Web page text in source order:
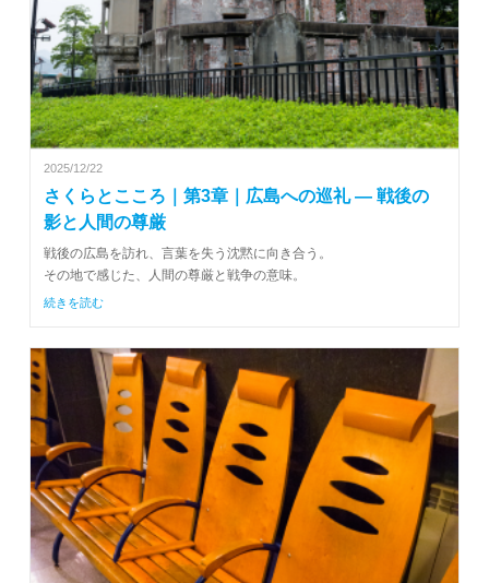
2025/12/22
さくらとこころ｜第3章｜広島への巡礼 ― 戦後の
影と人間の尊厳
戦後の広島を訪れ、言葉を失う沈黙に向き合う。
その地で感じた、人間の尊厳と戦争の意味。
続きを読む